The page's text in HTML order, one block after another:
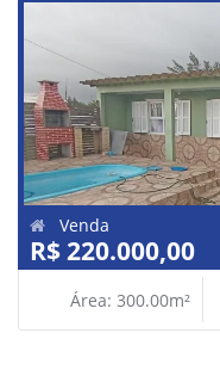
Venda
R$ 220.000,00
Área: 300.00m²